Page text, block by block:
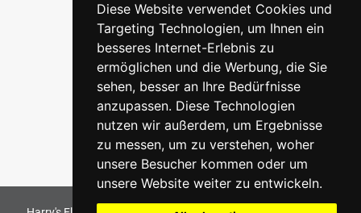
Diese Website verwendet Cookies und
Targeting Technologien, um Ihnen ein
besseres Internet-Erlebnis zu
ermöglichen und die Werbung, die Sie
sehen, besser an Ihre Bedürfnisse
anzupassen. Diese Technologien
nutzen wir außerdem, um Ergebnisse
zu messen, um zu verstehen, woher
unsere Besucher kommen oder um
unsere Website weiter zu entwickeln.
von der Abbildung abweichen.